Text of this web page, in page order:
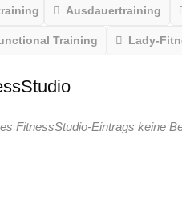
Ausdauertraining
Training Lady-
FitnessStudio-Eintrags keine